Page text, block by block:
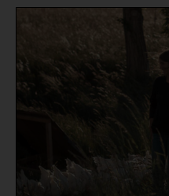
VEGETARISCHE +
WILDFLEISCH +